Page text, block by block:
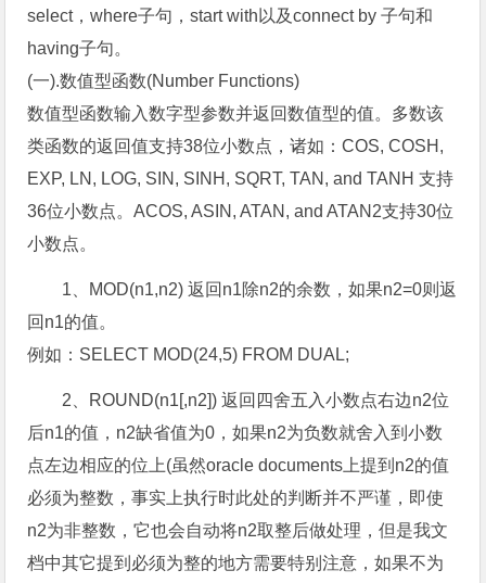
select，where子句，start with以及connect by 子句和
having子句。
(一).数值型函数(Number Functions)
数值型函数输入数字型参数并返回数值型的值。多数该
类函数的返回值支持38位小数点，诸如：COS, COSH,
EXP, LN, LOG, SIN, SINH, SQRT, TAN, and TANH 支持
36位小数点。ACOS, ASIN, ATAN, and ATAN2支持30位
小数点。
1、MOD(n1,n2) 返回n1除n2的余数，如果n2=0则返
回n1的值。
例如：SELECT MOD(24,5) FROM DUAL;
2、ROUND(n1[,n2]) 返回四舍五入小数点右边n2位
后n1的值，n2缺省值为0，如果n2为负数就舍入到小数
点左边相应的位上(虽然oracle documents上提到n2的值
必须为整数，事实上执行时此处的判断并不严谨，即使
n2为非整数，它也会自动将n2取整后做处理，但是我文
档中其它提到必须为整的地方需要特别注意，如果不为